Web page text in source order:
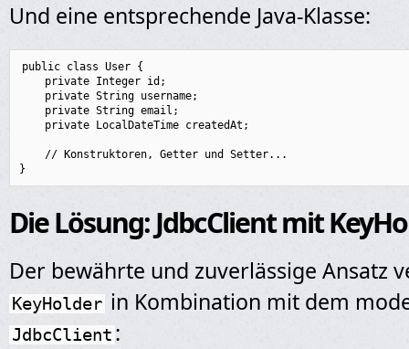
Und eine entsprechende Java-Klasse:
public class User {
    private Integer id;
    private String username;
    private String email;
    private LocalDateTime createdAt;
    // Konstruktoren, Getter und Setter...
Die Lösung: JdbcClient mit
Der bewährte und zuverlässige Ansatz
KeyHolder in Kombination mit dem
JdbcClient :